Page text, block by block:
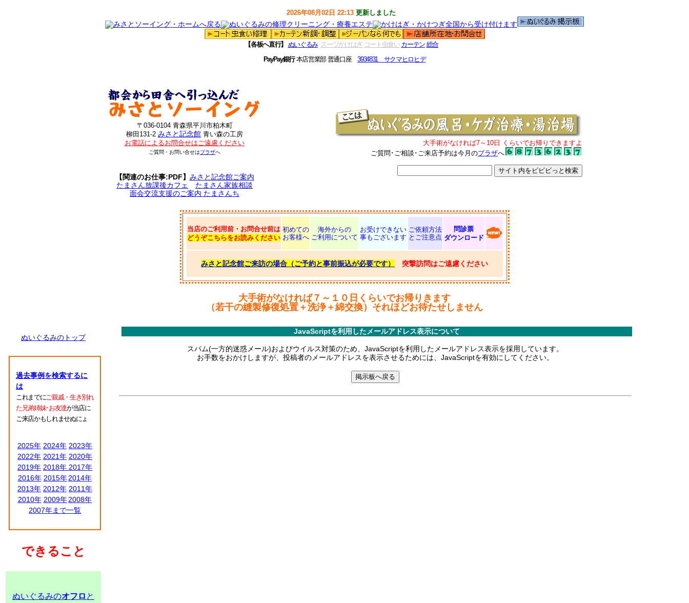
2026年08月02日 22:13 更新しました
【各板へ直行】 ぬいぐるみ スーツかけはぎ コート虫食い カーテン 総合
PayPay銀行本店営業部 普通口座3934831 サクマヒロヒデ
〒036-0104 青森県平川市柏木町
柳田131-2 みさと記念館 青い森の工房
お電話によるお問合せはご遠慮ください
ご質問・お問い合せはプラザへ
【関連のお仕事:PDF】 みさと記念館ご案内
たまさん放課後カフェ
たまさん家族相談
面会交流支援のご案内 たまさんち
大手術がなければ7～10日 くらいでお帰りできますよ
ご質問･ご相談･ご来店予約は今月のプラザへ
当店のご利用前・お問合せ前は
どうぞこちらをお読みください
初めての
お客様へ
海外からの
ご利用について
お受けできない
事もございます
ご依頼方法
とご注意点
問診票
ダウンロード
みさと記念館ご来訪の場合（ご予約と事前振込が必要です） 突撃訪問はご遠慮ください
大手術がなければ７～１０日くらいでお帰りきます
（若干の縫製修復処置＋洗浄＋綿交換）それほどお待たせしません
ぬいぐるみのトップ
過去事例を検索するに
は
これまでにご親戚・生き別れ
た兄弟姉妹･お友達が当店に
ご来店かもしれませぬにょ
2025年 2024年 2023年
2022年 2021年 2020年
2019年 2018年 2017年
2016年 2015年 2014年
2013年 2012年 2011年
2010年 2009年 2008年
2007年まで一覧
できること
ぬいぐるみのオフロ と
JavaScriptを利用したメールアドレス表示について
スパム(一方的迷惑メール)およびウイルス対策のため、JavaScriptを利用したメールアドレス表示を採用しています。
お手数をおかけしますが、投稿者のメールアドレスを表示させるためには、JavaScriptを有効にしてください。